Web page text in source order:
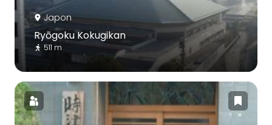
Japon
Ryōgoku Kokugikan
511 m